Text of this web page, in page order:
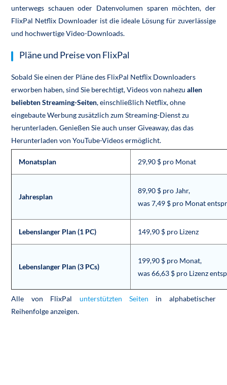
unterwegs schauen oder Datenvolumen sparen möchten, der
FlixPal Netflix Downloader ist die ideale Lösung für zuverlässige
und hochwertige Video-Downloads.
Pläne und Preise von FlixPal
Sobald Sie einen der Pläne des FlixPal Netflix Downloaders
erworben haben, sind Sie berechtigt, Videos von nahezuallen
beliebten Streaming-Seiten, einschließlich Netflix, ohne
eingebaute Werbung zusätzlich zum Streaming-Dienst zu
herunterladen. Genießen Sie auch unser Giveaway, das das
Herunterladen von YouTube-Videos ermöglicht.
Monatsplan 29,90 $ pro Monat
Jahresplan
89,90 $ pro Jahr,
was 7,49 $ pro Monat
Lebenslanger Plan (1 PC) 149,90 $ pro Lizenz
Lebenslanger Plan (3 PCs)
199,90 $ pro Monat,
was 66,63 $ pro Lizenz
Alle von FlixPal unterstützten Seiten in alphabetischer
Reihenfolge anzeigen.